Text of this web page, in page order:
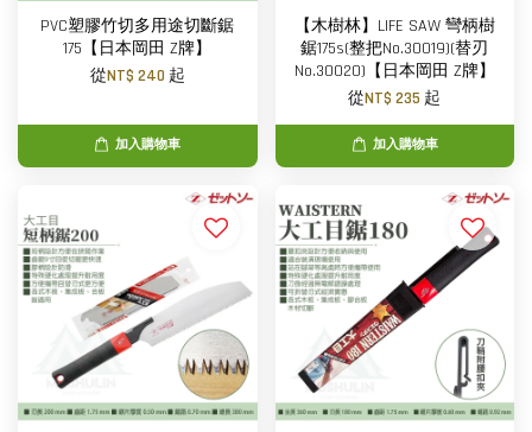
PVC塑膠竹切多用途切斷鋸
175【日本岡田 Z牌】
從NT$ 240 起
加入購物車
【木樹林】LIFE SAW 彎柄樹
鋸175s(整把No.30019)(替刃
No.30020)【日本岡田 Z牌】
從NT$ 235 起
加入購物車